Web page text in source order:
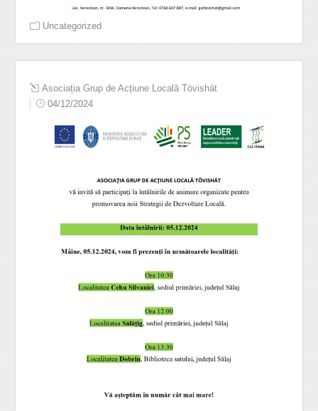
Uncategorized
Asociația Grup de Acțiune Locală Tövishát
04/12/2024